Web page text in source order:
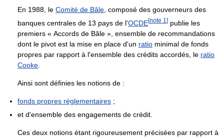
En 1988, le Comité de Bâle , composé des gouverneurs des
banques centrales de 13 pays de l'OCDE[note 1 ] publie les
premiers « Accords de Bâle », ensemble de recommandations
dont le pivot est la mise en place d'un ratio minimal de fonds
propres par rapport à l'ensemble des crédits accordés, le ratio
Cooke
Ainsi sont définies les notions de :
fonds propres réglementaires ;
et d'ensemble des engagements de crédit.
Ces deux notions étant rigoureusement précisées par rapport à